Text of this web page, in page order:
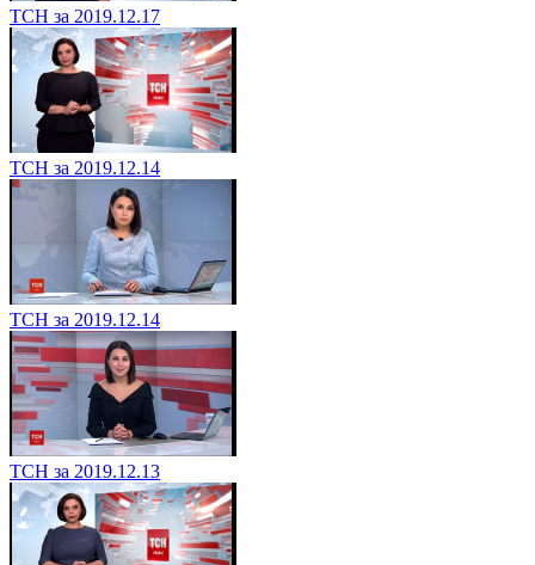
ТСН за 2019.12.17
ТСН за 2019.12.14
ТСН за 2019.12.14
ТСН за 2019.12.13